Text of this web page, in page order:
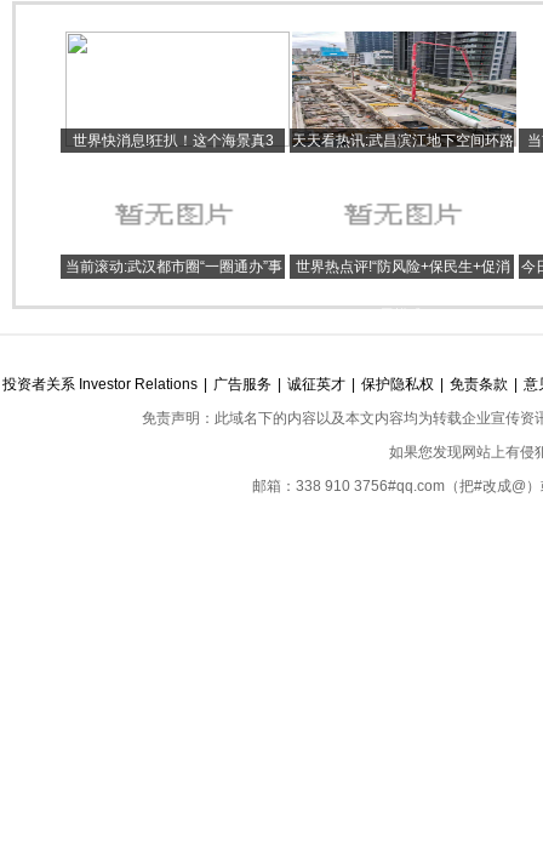
世界快消息!狂扒！这个海景真3
天天看热讯:武昌滨江地下空间环路
当前滚动:武汉都市圈“一圈通办”事
世界热点评!“防风险+保民生+促消
今
投资者关系 Investor Relations 广告服务 诚征英才 保护隐私权 免责条款
意
免责声明：此域名下的内容以及本文内容均为转载企业宣传
如果您发现网站上有侵
邮箱：338 910 3756#qq.com（把#改成@